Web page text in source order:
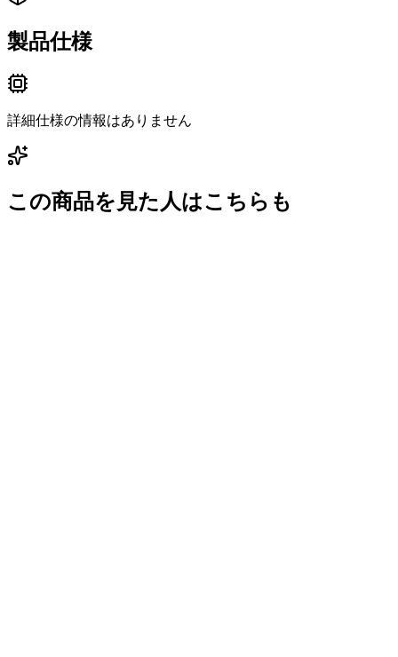
製品仕様
詳細仕様の情報はありません
この商品を見た人はこちらも